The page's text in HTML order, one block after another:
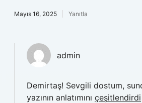
Mayıs 16, 2025 Yanıtla
admin
Demirtaş! Sevgili dostum,
yazının anlatımını çeşitlendirdi